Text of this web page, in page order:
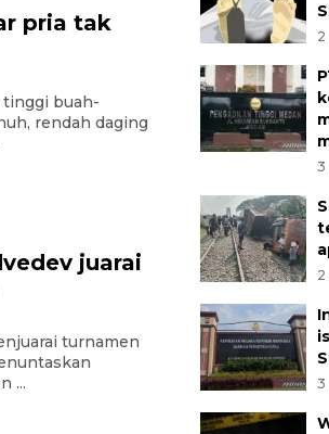
pria tak
tinggi buah-
rendah daging
juarai
turnamen
...
3
2
3